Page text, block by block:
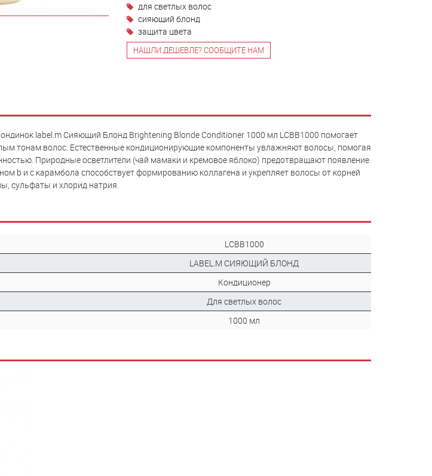
для светлых волос
сияющий блонд
защита цвета
НАШЛИ ДЕШЕВЛЕ? СООБЩИТЕ НАМ
label.m Сияющий Блонд Brightening Blonde Conditioner 1000 мл LCBB1000 помогает
тонам волос. Естественные кондиционирующие компоненты увлажняют волосы, помогая
Природные осветлители (чай мамаки и кремовое яблоко) предотвращают появление
b и c карамбола способствует формированию коллагена и укрепляет волосы от корней
сульфаты и хлорид натрия.
LCBB1000
LABEL.M СИЯЮЩИЙ БЛОНД
Кондиционер
Для светлых волос
1000 мл